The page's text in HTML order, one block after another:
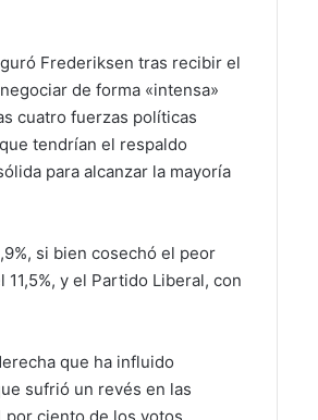
Frederiksen tras recibir el
de forma «intensa»
cuatro fuerzas políticas
tendrían el respaldo
para alcanzar la mayoría
si bien cosechó el peor
y el Partido Liberal, con
que ha influido
sufrió un revés en las